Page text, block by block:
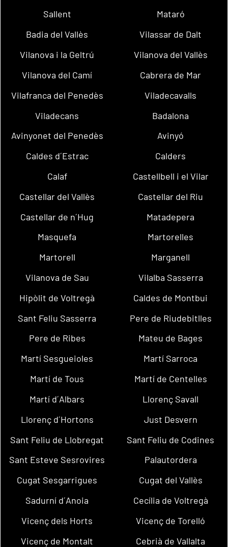
Sallent
Mataró
Badia del Vallès
Vilassar de Dalt
Vilanova i la Geltrú
Vilanova del Vallès
Vilanova del Camí
Cabrera de Mar
Vilafranca del Penedès
Viladecavalls
Viladecans
Badalona
Avinyonet del Penedès
Avinyó
Caldes d´Estrac
Calders
Calaf
Castellbell i el Vilar
Castellar del Vallès
Castellar del Riu
Castellar de n´Hug
Matadepera
Masquefa
Martorelles
Martorell
Marganell
Vilanova de Sau
Vilalba Sasserra
Hipòlit de Voltregà
Caldes de Montbui
Sant Feliu Sasserra
Pere de Riudebitlles
Pere de Ribes
Mateu de Bages
Martí Sesgueioles
Martí Sarroca
Martí de Tous
Martí de Centelles
Martí d´Albars
Llorenç Savall
Llorenç d´Hortons
Just Desvern
Sant Feliu de Llobregat
Sant Feliu de Codines
Sant Esteve Sesrovires
Palautordera
Cugat Sesgarrigues
Cugat del Vallès
Sadurní d´Anoia
Cecília de Voltregà
Vicenç dels Horts
Vicenç de Torelló
Vicenç de Montalt
Cebrià de Vallalta